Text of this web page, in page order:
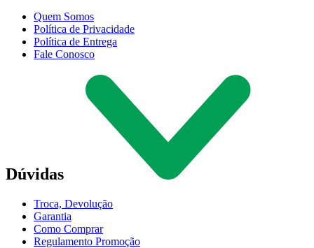
Quem Somos
Política de Privacidade
Política de Entrega
Fale Conosco
Dúvidas
Troca, Devolução
Garantia
Como Comprar
Regulamento Promoção